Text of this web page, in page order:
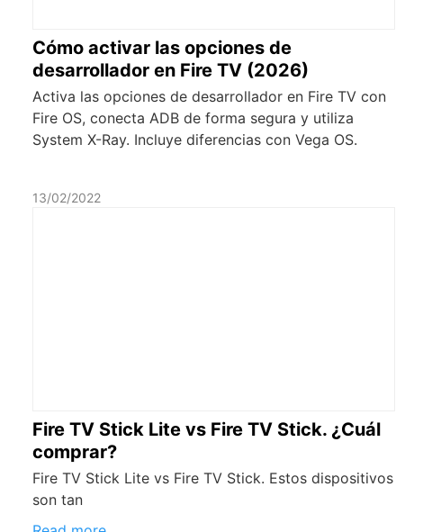
Cómo activar las opciones de
desarrollador en Fire TV (2026)
Activa las opciones de desarrollador en Fire TV con
Fire OS, conecta ADB de forma segura y utiliza
System X-Ray. Incluye diferencias con Vega OS.
13/02/2022
Fire TV Stick Lite vs Fire TV Stick. ¿Cuál
comprar?
Fire TV Stick Lite vs Fire TV Stick. Estos dispositivos
son tan